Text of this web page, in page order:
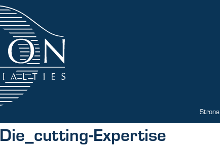
Strona
Die_cutting-Expertise